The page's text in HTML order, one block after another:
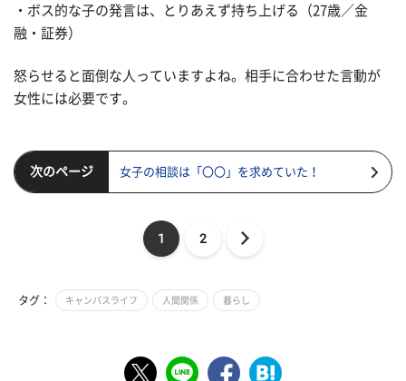
・ボス的な子の発言は、とりあえず持ち上げる（27歳／金
融・証券）
怒らせると面倒な人っていますよね。相手に合わせた言動が
女性には必要です。
次のページ 女子の相談は「〇〇」を求めていた！
1 2
タグ： キャンパスライフ 人間関係 暮らし